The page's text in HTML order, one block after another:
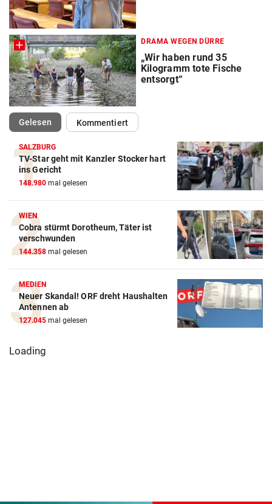
DRAMA WEGEN DÜRRE
„Wir haben rund 35
Kilogramm tote Fische
entsorgt“
Gelesen(ausgewählt)Kommentiert
SALZBURG
TV-Star geht mit Kanzler Stocker hart
ins Gericht
148.980 mal gelesen
WIEN
Cobra stürmt Dorotheum, Täter ist
verschwunden
144.358 mal gelesen
MEDIEN
Neuer Skandal! ORF dreht Haushalten
Antennen ab
127.045 mal gelesen
Loading